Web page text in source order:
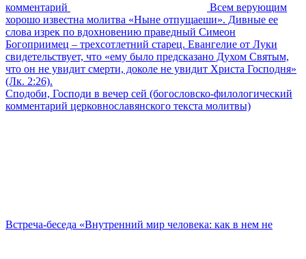
комментарий
Всем верующим
хорошо известна молитва «Ныне отпущаеши». Дивные ее
слова изрек по вдохновению праведный Симеон
Богоприимец – трехсотлетний старец. Евангелие от Луки
свидетельствует, что «ему было предсказано Духом Святым,
что он не увидит смерти, доколе не увидит Христа Господня»
(Лк. 2:26).
Сподоби, Господи в вечер сей (богословско-филологический
комментарий церковнославянского текста молитвы)
Встреча-беседа «Внутренний мир человека: как в нем не